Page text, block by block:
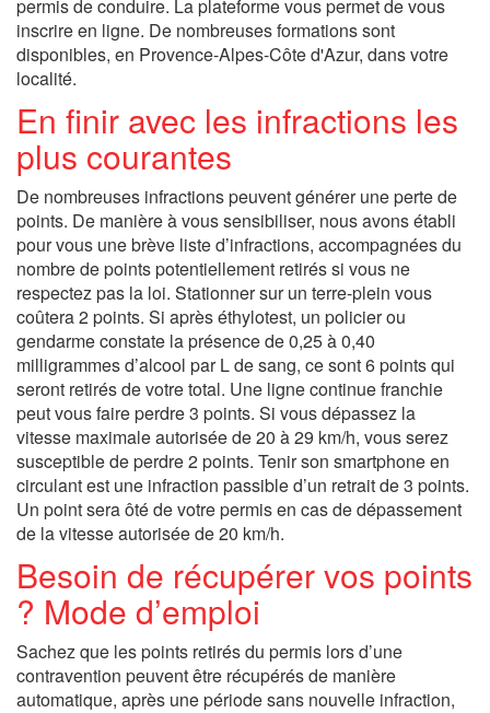
permis de conduire. La plateforme vous permet de vous
inscrire en ligne. De nombreuses formations sont
disponibles, en Provence-Alpes-Côte d'Azur, dans votre
localité.
En finir avec les infractions les
plus courantes
De nombreuses infractions peuvent générer une perte de
points. De manière à vous sensibiliser, nous avons établi
pour vous une brève liste d’infractions, accompagnées du
nombre de points potentiellement retirés si vous ne
respectez pas la loi. Stationner sur un terre-plein vous
coûtera 2 points. Si après éthylotest, un policier ou
gendarme constate la présence de 0,25 à 0,40
milligrammes d’alcool par L de sang, ce sont 6 points qui
seront retirés de votre total. Une ligne continue franchie
peut vous faire perdre 3 points. Si vous dépassez la
vitesse maximale autorisée de 20 à 29 km/h, vous serez
susceptible de perdre 2 points. Tenir son smartphone en
circulant est une infraction passible d’un retrait de 3 points.
Un point sera ôté de votre permis en cas de dépassement
de la vitesse autorisée de 20 km/h.
Besoin de récupérer vos points
? Mode d’emploi
Sachez que les points retirés du permis lors d’une
contravention peuvent être récupérés de manière
automatique, après une période sans nouvelle infraction,